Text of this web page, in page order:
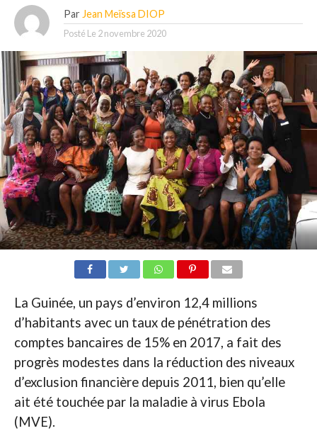
Par Jean Meïssa DIOP
Posté Le 2 novembre 2020
La Guinée, un pays d’environ 12,4 millions
d’habitants avec un taux de pénétration des
comptes bancaires de 15% en 2017, a fait des
progrès modestes dans la réduction des niveaux
d’exclusion financière depuis 2011, bien qu’elle
ait été touchée par la maladie à virus Ebola
(MVE).